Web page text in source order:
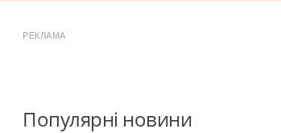
РЕКЛАМА
Популярні новини